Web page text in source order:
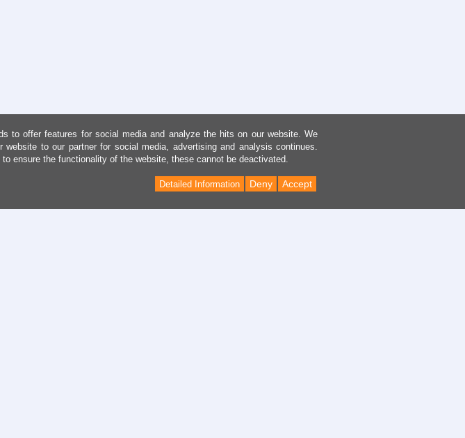
to offer features for social media and analyze the hits on our website. We
to our partner for social media, advertising and analysis continues.
ensure the functionality of the website, these cannot be deactivated.
Accept
Deny
Detailed Information